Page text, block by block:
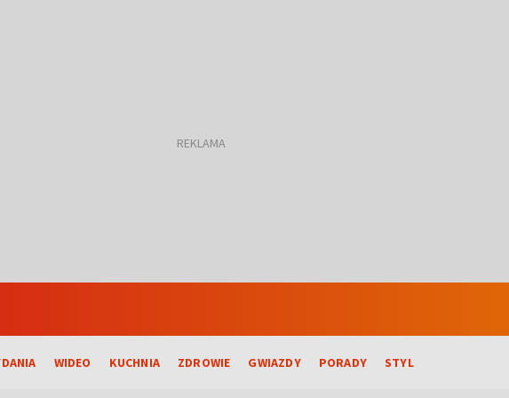
WIDEO KUCHNIA ZDROWIE GWIAZDY PORADY STYL